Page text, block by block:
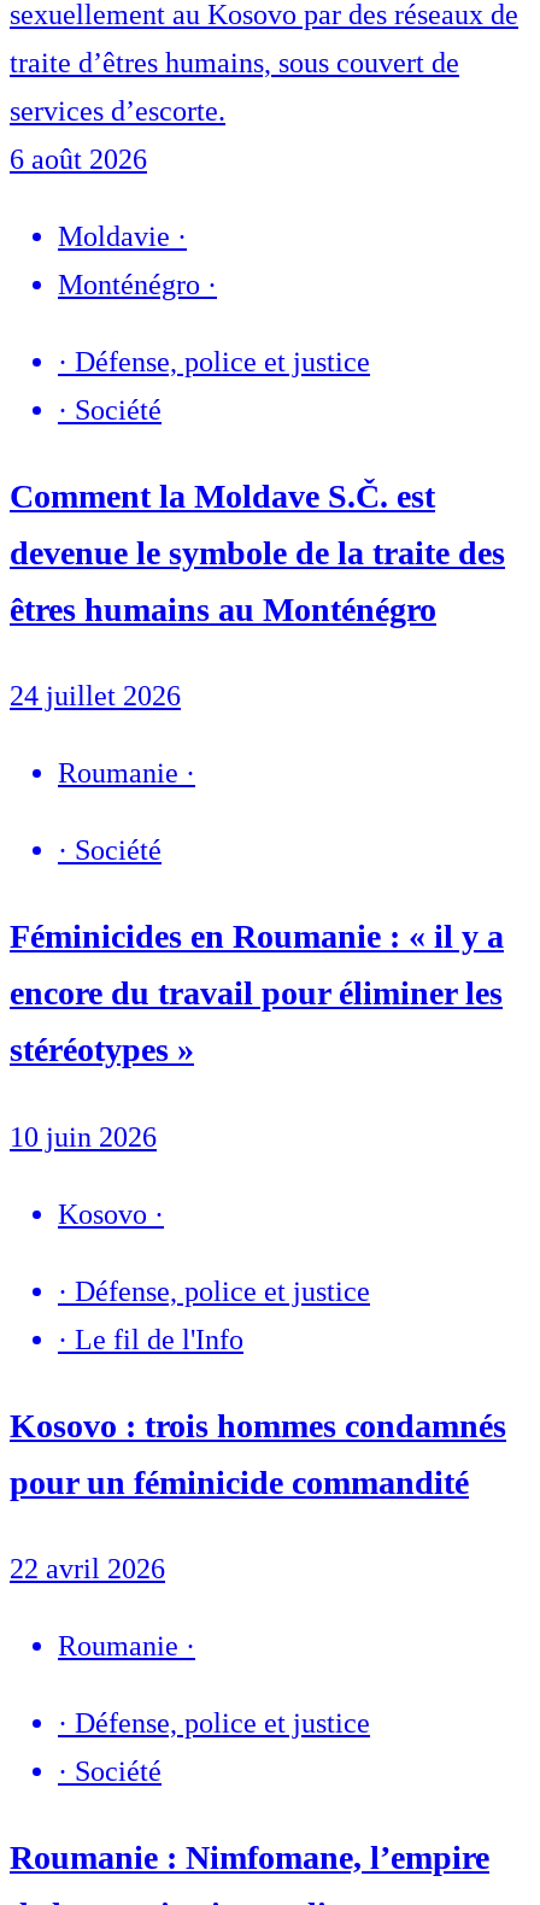
sexuellement au Kosovo par des réseaux de
traite d’êtres humains, sous couvert de
services d’escorte.
6 août 2026
Moldavie ·
Monténégro ·
· Défense, police et justice
· Société
Comment la Moldave S.Č. est
devenue le symbole de la traite des
êtres humains au Monténégro
24 juillet 2026
Roumanie ·
· Société
Féminicides en Roumanie : « il y a
encore du travail pour éliminer les
stéréotypes »
10 juin 2026
Kosovo ·
· Défense, police et justice
· Le fil de l'Info
Kosovo : trois hommes condamnés
pour un féminicide commandité
22 avril 2026
Roumanie ·
· Défense, police et justice
· Société
Roumanie : Nimfomane, l’empire